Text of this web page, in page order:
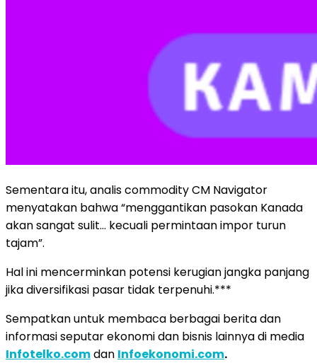
Sementara itu, analis commodity CM Navigator
menyatakan bahwa “menggantikan pasokan Kanada
akan sangat sulit… kecuali permintaan impor turun
tajam”.
Hal ini mencerminkan potensi kerugian jangka panjang
jika diversifikasi pasar tidak terpenuhi.***
Sempatkan untuk membaca berbagai berita dan
informasi seputar ekonomi dan bisnis lainnya di media
Infotelko.comdan Infoekonomi.com.